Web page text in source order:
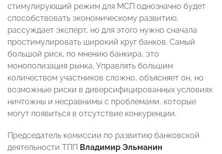
стимулирующий режим для МСП однозначно будет
способствовать экономическому развитию,
рассуждает эксперт, но для этого нужно сначала
простимулировать широкий круг банков. Самый
большой риск, по мнению банкира, это
монополизация рынка. Управлять большим
количеством участников сложно, объясняет он, но
возможные риски в диверсифицированных условиях
ничтожны и несравнимы с проблемами, которые
могут появиться в отсутствие конкуренции.
Председатель комиссии по развитию банковской
деятельности ТПП Владимир Эльманин